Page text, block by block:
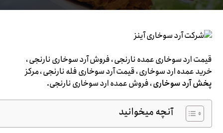
قیمت ارد سوخاری عمده نارنجی ، فروش آرد سوخاری نارنجی ،
خرید عمده ارد سوخاری ، قیمت آرد سوخاری فله نارنجی ، مرکز
پخش آرد سوخاری، فروش عمده ارد سوخاری نارنجی.
آنچه میخوانید